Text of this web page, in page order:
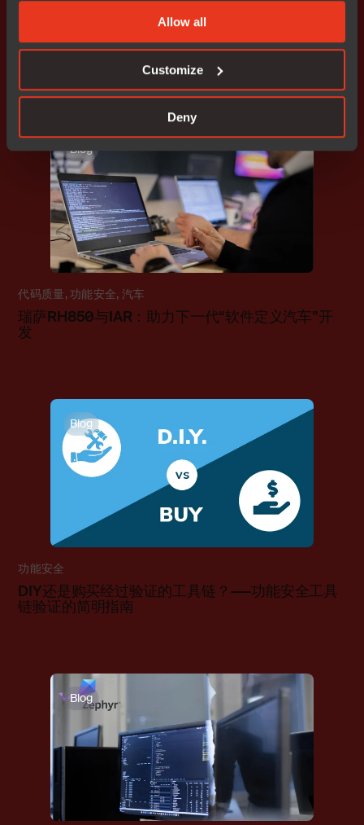
Allow all
Customize
Deny
引领变革：软件定义汽车的质量、功能安全与信息
安全战略
Blog
代码质量,功能安全, 汽车
瑞萨RH850与IAR：助力下一代“软件定义汽车”开
发
Blog
功能安全
DIY还是购买经过验证的工具链？——功能安全工具
链验证的简明指南
Blog